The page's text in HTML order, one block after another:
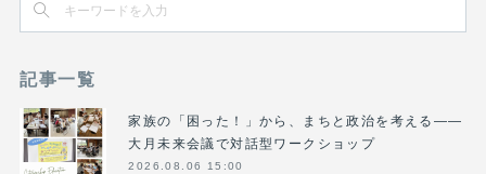
記事一覧
家族の「困った！」から、まちと政治を考える――
大月未来会議で対話型ワークショップ
2026.08.06 15:00